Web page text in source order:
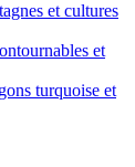
et cultures
et
turquoise et